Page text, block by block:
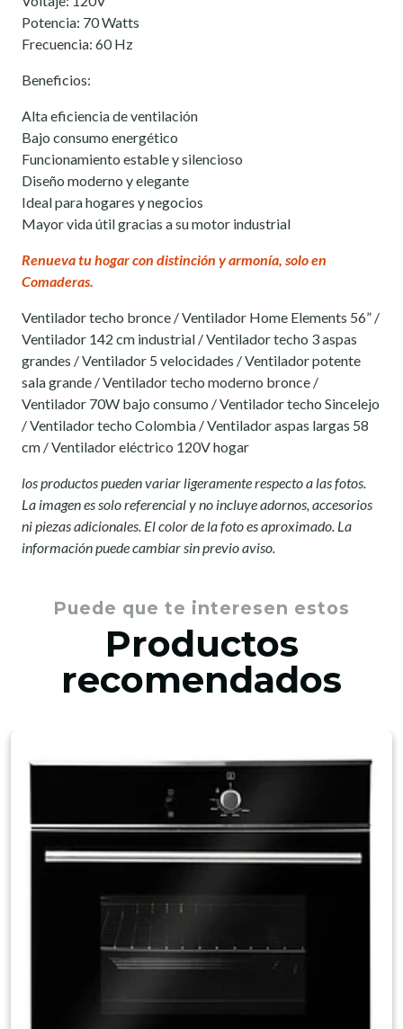
Potencia: 70 Watts
Frecuencia: 60 Hz
Beneficios:
Alta eficiencia de ventilación
Bajo consumo energético
Funcionamiento estable y silencioso
Diseño moderno y elegante
Ideal para hogares y negocios
Mayor vida útil gracias a su motor industrial
Renueva tu hogar con distinción y armonía, solo en
Comaderas.
Ventilador techo bronce / Ventilador Home Elements 56” /
Ventilador 142 cm industrial / Ventilador techo 3 aspas
grandes / Ventilador 5 velocidades / Ventilador potente
sala grande / Ventilador techo moderno bronce /
Ventilador 70W bajo consumo / Ventilador techo Sincelejo
/ Ventilador techo Colombia / Ventilador aspas largas 58
cm / Ventilador eléctrico 120V hogar
los productos pueden variar ligeramente respecto a las fotos.
La imagen es solo referencial y no incluye adornos, accesorios
ni piezas adicionales. El color de la foto es aproximado. La
información puede cambiar sin previo aviso.
Puede que te interesen estos
Productos
recomendados